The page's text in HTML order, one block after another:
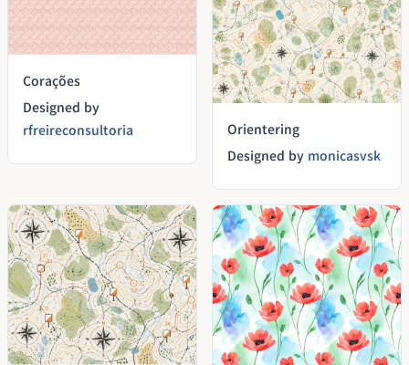
Corações
Designed by
rfreireconsultoria
Orientering
Designed by monicasvsk